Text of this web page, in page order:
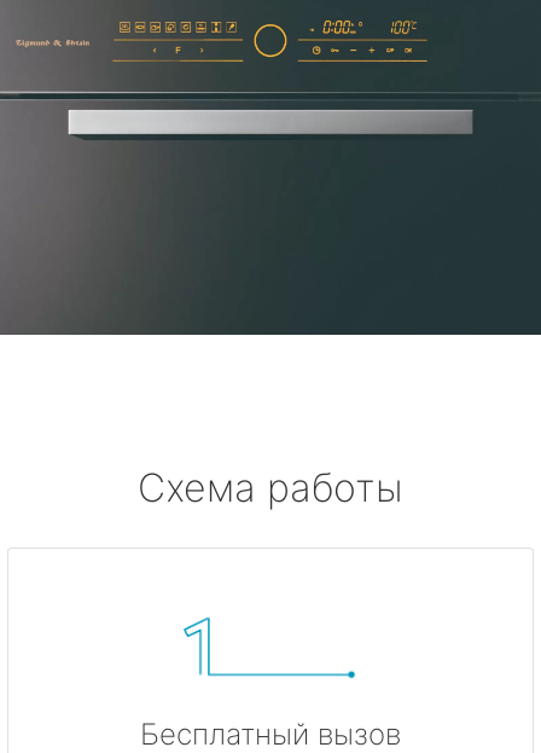
Схема работы
Бесплатный вызов